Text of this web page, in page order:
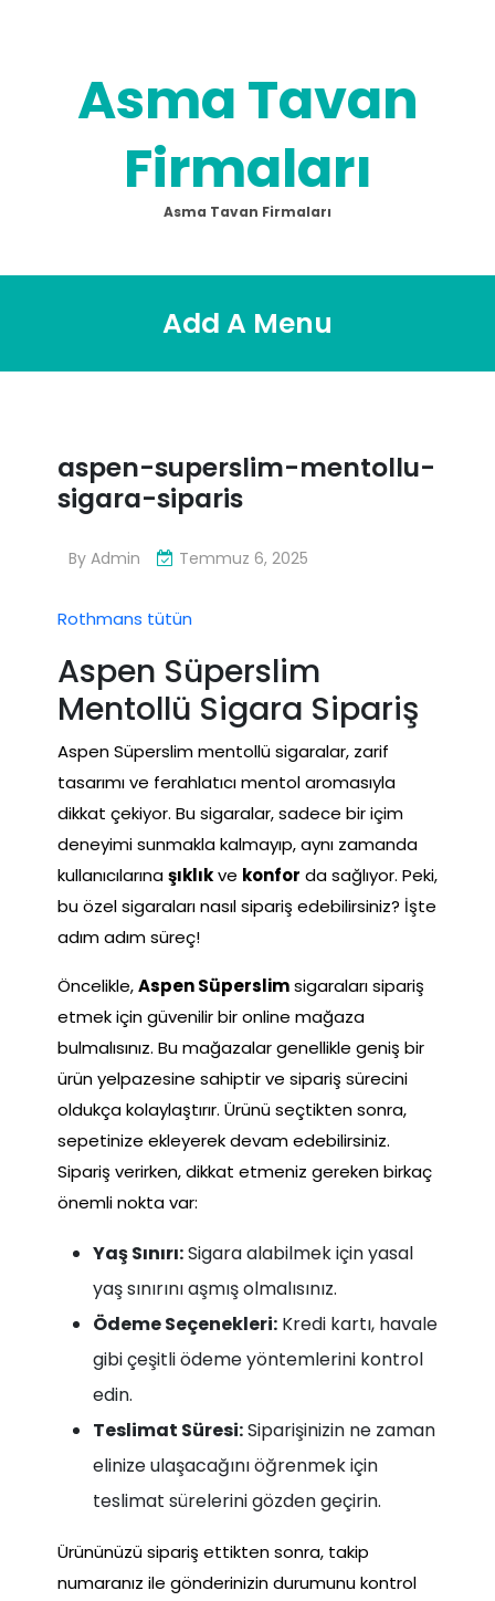
Asma Tavan
Firmaları
Asma Tavan Firmaları
Add A Menu
aspen-superslim-mentollu-
sigara-siparis
By Admin Temmuz 6, 2025
Rothmans tütün
Aspen Süperslim
Mentollü Sigara Sipariş
Aspen Süperslim mentollü sigaralar, zarif
tasarımı ve ferahlatıcı mentol aromasıyla
dikkat çekiyor. Bu sigaralar, sadece bir içim
deneyimi sunmakla kalmayıp, aynı zamanda
kullanıcılarınaşıklıkve konfor da sağlıyor. Peki,
bu özel sigaraları nasıl sipariş edebilirsiniz? İşte
adım adım süreç!
Öncelikle,Aspen Süperslimsigaraları sipariş
etmek için güvenilir bir online mağaza
bulmalısınız. Bu mağazalar genellikle geniş bir
ürün yelpazesine sahiptir ve sipariş sürecini
oldukça kolaylaştırır. Ürünü seçtikten sonra,
sepetinize ekleyerek devam edebilirsiniz.
Sipariş verirken, dikkat etmeniz gereken birkaç
önemli nokta var:
Yaş Sınırı:Sigara alabilmek için yasal
yaş sınırını aşmış olmalısınız.
Ödeme Seçenekleri: Kredi kartı, havale
gibi çeşitli ödeme yöntemlerini kontrol
edin.
Teslimat Süresi:Siparişinizin ne zaman
elinize ulaşacağını öğrenmek için
teslimat sürelerini gözden geçirin.
Ürününüzü sipariş ettikten sonra, takip
numaranız ile gönderinizin durumunu kontrol